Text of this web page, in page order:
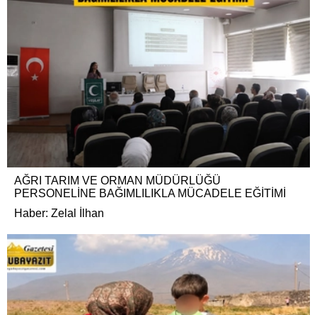
AĞRI TARIM VE ORMAN MÜDÜRLÜĞÜ
PERSONELİNE BAĞIMLILIKLA MÜCADELE EĞİTİMİ
Haber: Zelal İlhan